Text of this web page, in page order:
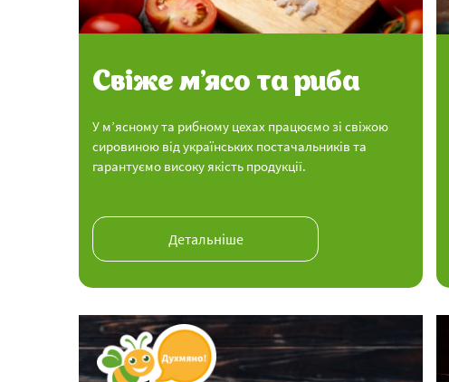
Свіже м’ясо та риба
У м’ясному та рибному цехах працюємо зі свіжою
сировиною від українських постачальників та
гарантуємо високу якість продукції.
Детальніше